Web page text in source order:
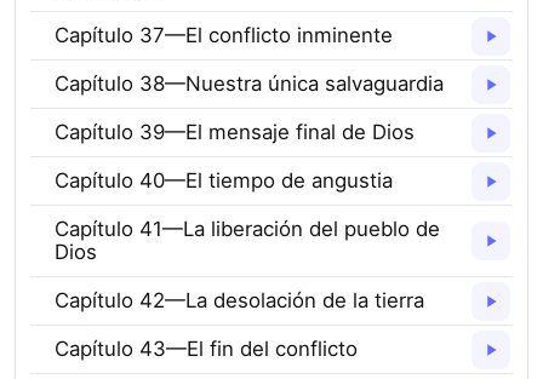
Capítulo 37—El conflicto inminente
Capítulo 38—Nuestra única salvaguardia
Capítulo 39—El mensaje final de Dios
Capítulo 40—El tiempo de angustia
Capítulo 41—La liberación del pueblo de
Dios
Capítulo 42—La desolación de la tierra
Capítulo 43—El fin del conflicto